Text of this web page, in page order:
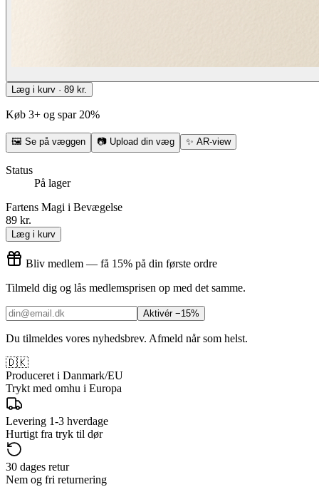
Læg i kurv · 89 kr.
Køb 3+ og spar 20%
🖼 Se på væggen 📷 Upload din væg ✨ AR-view
Status
På lager
Fartens Magi i Bevægelse
89 kr.
Læg i kurv
Bliv medlem — få 15% på din første ordre
Tilmeld dig og lås medlemsprisen op med det samme.
Aktivér −15%
Du tilmeldes vores nyhedsbrev. Afmeld når som helst.
🇩🇰
Produceret i Danmark/EU
Trykt med omhu i Europa
Levering 1-3 hverdage
Hurtigt fra tryk til dør
30 dages retur
Nem og fri returnering